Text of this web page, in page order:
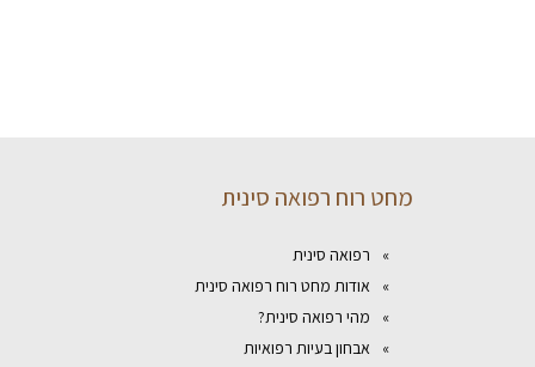
מחט רוח רפואה סינית
רפואה סינית
אודות מחט רוח רפואה סינית
מהי רפואה סינית?
אבחון בעיות רפואיות